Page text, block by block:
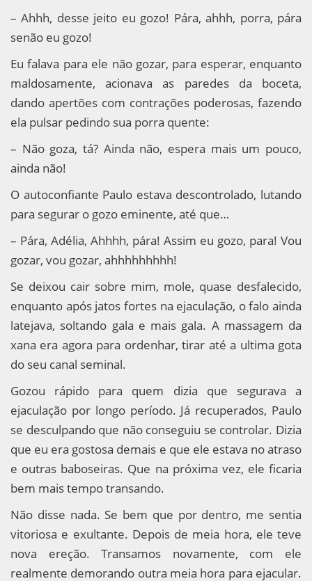
– Ahhh, desse jeito eu gozo! Pára, ahhh, porra, pára
senão eu gozo!
Eu falava para ele não gozar, para esperar, enquanto
maldosamente, acionava as paredes da boceta,
dando apertões com contrações poderosas, fazendo
ela pulsar pedindo sua porra quente:
– Não goza, tá? Ainda não, espera mais um pouco,
ainda não!
O autoconfiante Paulo estava descontrolado, lutando
para segurar o gozo eminente, até que…
– Pára, Adélia, Ahhhh, pára! Assim eu gozo, para! Vou
gozar, vou gozar, ahhhhhhhhh!
Se deixou cair sobre mim, mole, quase desfalecido,
enquanto após jatos fortes na ejaculação, o falo ainda
latejava, soltando gala e mais gala. A massagem da
xana era agora para ordenhar, tirar até a ultima gota
do seu canal seminal.
Gozou rápido para quem dizia que segurava a
ejaculação por longo período. Já recuperados, Paulo
se desculpando que não conseguiu se controlar. Dizia
que eu era gostosa demais e que ele estava no atraso
e outras baboseiras. Que na próxima vez, ele ficaria
bem mais tempo transando.
Não disse nada. Se bem que por dentro, me sentia
vitoriosa e exultante. Depois de meia hora, ele teve
nova ereção. Transamos novamente, com ele
realmente demorando outra meia hora para ejacular.